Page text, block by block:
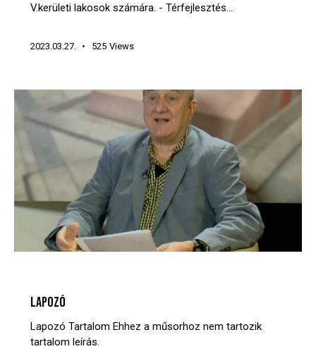
V.kerületi lakosok számára. - Térfejlesztés…
2023.03.27. 525 Views
LAPOZÓ
Lapozó Tartalom Ehhez a műsorhoz nem tartozik
tartalom leírás.